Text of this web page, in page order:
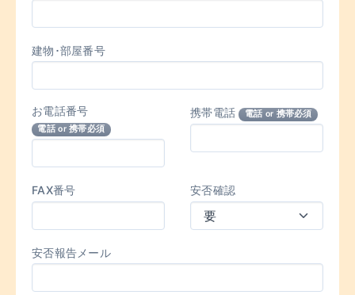
建物･部屋番号
お電話番号
電話 or 携帯必須
携帯電話 電話 or 携帯必須
FAX番号 安否確認
安否報告メール